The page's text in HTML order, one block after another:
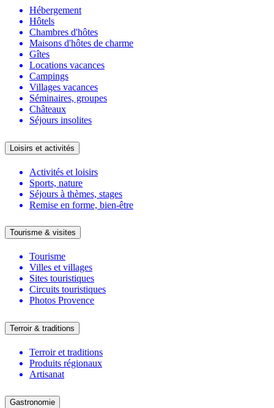
Hébergement
Hôtels
Chambres d'hôtes
Maisons d'hôtes de charme
Gîtes
Locations vacances
Campings
Villages vacances
Séminaires, groupes
Châteaux
Séjours insolites
Loisirs et activités
Activités et loisirs
Sports, nature
Séjours à thèmes, stages
Remise en forme, bien-être
Tourisme & visites
Tourisme
Villes et villages
Sites touristiques
Circuits touristiques
Photos Provence
Terroir & traditions
Terroir et traditions
Produits régionaux
Artisanat
Gastronomie